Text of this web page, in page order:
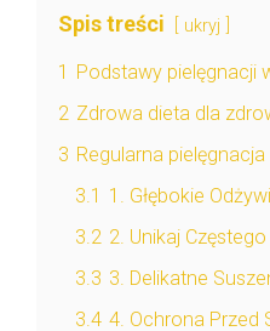
Spis treści ukryj
1
Podstawy pielęgnacji
2 Zdrowa dieta dla
3 Regularna pielęgnacja
3.1 1. Głębokie
3.2 2. Unikaj
3.3 3. Delikatne
3.4 4. Ochrona Przed